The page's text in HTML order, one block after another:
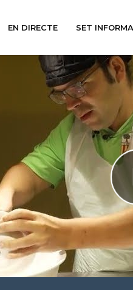
EN DIRECTE SET INFORMA